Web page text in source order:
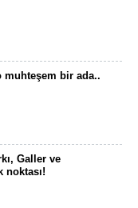
muhteşem bir ada..
Galler ve
noktası!